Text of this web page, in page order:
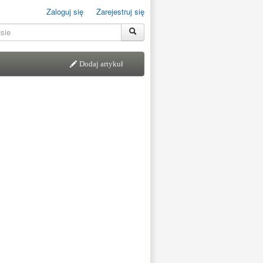
Zaloguj się Zarejestruj się
Dodaj artykuł